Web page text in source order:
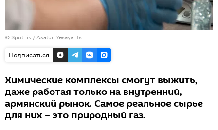
© Sputnik / Asatur Yesayants
Подписаться
Химические комплексы смогут выжить,
даже работая только на внутренний,
армянский рынок. Самое реальное сырье
для них – это природный газ.